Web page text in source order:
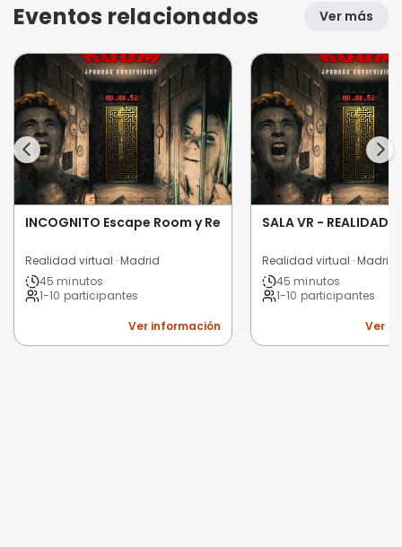
Eventos relacionados Ver más
INCOGNITO Escape Room y Realidad Virtual
Realidad virtual · Madrid
45 minutos
1-10 participantes
Ver información
SALA VR - REALIDAD
Realidad virtual · Madrid
45 minutos
1-10 participantes
Ver